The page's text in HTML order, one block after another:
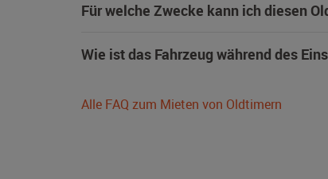
Für welche Zwecke kann ich diesen
Wie ist das Fahrzeug während des
Alle FAQ zum Mieten von Oldtimern